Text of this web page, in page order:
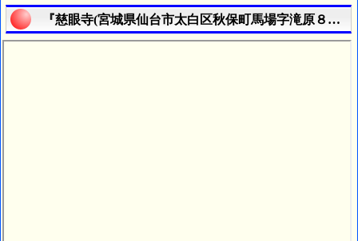
『慈眼寺(宮城県仙台市太白区秋保町馬場字滝原８９